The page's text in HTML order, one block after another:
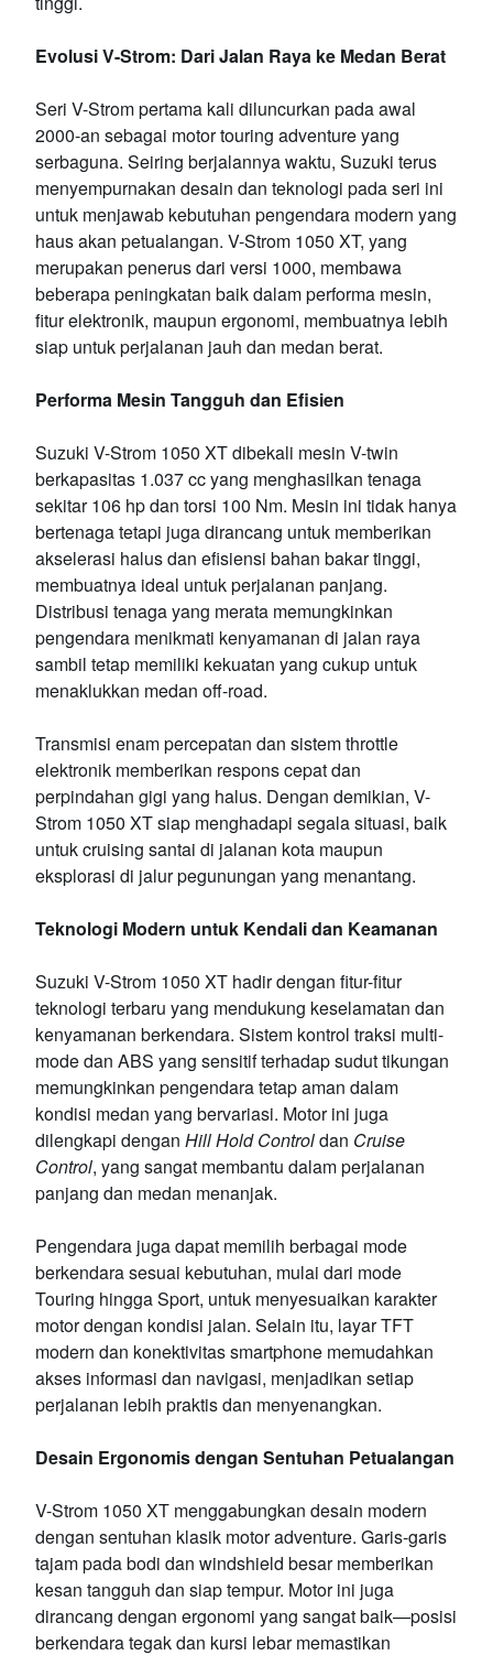
Evolusi V-Strom: Dari Jalan Raya ke Medan Berat
Seri V-Strom pertama kali diluncurkan pada awal
2000-an sebagai motor touring adventure yang
serbaguna. Seiring berjalannya waktu, Suzuki terus
menyempurnakan desain dan teknologi pada seri ini
untuk menjawab kebutuhan pengendara modern yang
haus akan petualangan. V-Strom 1050 XT, yang
merupakan penerus dari versi 1000, membawa
beberapa peningkatan baik dalam performa mesin,
fitur elektronik, maupun ergonomi, membuatnya lebih
siap untuk perjalanan jauh dan medan berat.
Performa Mesin Tangguh dan Efisien
Suzuki V-Strom 1050 XT dibekali mesin V-twin
berkapasitas 1.037 cc yang menghasilkan tenaga
sekitar 106 hp dan torsi 100 Nm. Mesin ini tidak hanya
bertenaga tetapi juga dirancang untuk memberikan
akselerasi halus dan efisiensi bahan bakar tinggi,
membuatnya ideal untuk perjalanan panjang.
Distribusi tenaga yang merata memungkinkan
pengendara menikmati kenyamanan di jalan raya
sambil tetap memiliki kekuatan yang cukup untuk
menaklukkan medan off-road.
Transmisi enam percepatan dan sistem throttle
elektronik memberikan respons cepat dan
perpindahan gigi yang halus. Dengan demikian, V-
Strom 1050 XT siap menghadapi segala situasi, baik
untuk cruising santai di jalanan kota maupun
eksplorasi di jalur pegunungan yang menantang.
Teknologi Modern untuk Kendali dan Keamanan
Suzuki V-Strom 1050 XT hadir dengan fitur-fitur
teknologi terbaru yang mendukung keselamatan dan
kenyamanan berkendara. Sistem kontrol traksi multi-
mode dan ABS yang sensitif terhadap sudut tikungan
memungkinkan pengendara tetap aman dalam
kondisi medan yang bervariasi. Motor ini juga
dilengkapi dengan Hill Hold Controldan Cruise
Control, yang sangat membantu dalam perjalanan
panjang dan medan menanjak.
Pengendara juga dapat memilih berbagai mode
berkendara sesuai kebutuhan, mulai dari mode
Touring hingga Sport, untuk menyesuaikan karakter
motor dengan kondisi jalan. Selain itu, layar TFT
modern dan konektivitas smartphone memudahkan
akses informasi dan navigasi, menjadikan setiap
perjalanan lebih praktis dan menyenangkan.
Desain Ergonomis dengan Sentuhan Petualangan
V-Strom 1050 XT menggabungkan desain modern
dengan sentuhan klasik motor adventure. Garis-garis
tajam pada bodi dan windshield besar memberikan
kesan tangguh dan siap tempur. Motor ini juga
dirancang dengan ergonomi yang sangat baik—posisi
berkendara tegak dan kursi lebar memastikan